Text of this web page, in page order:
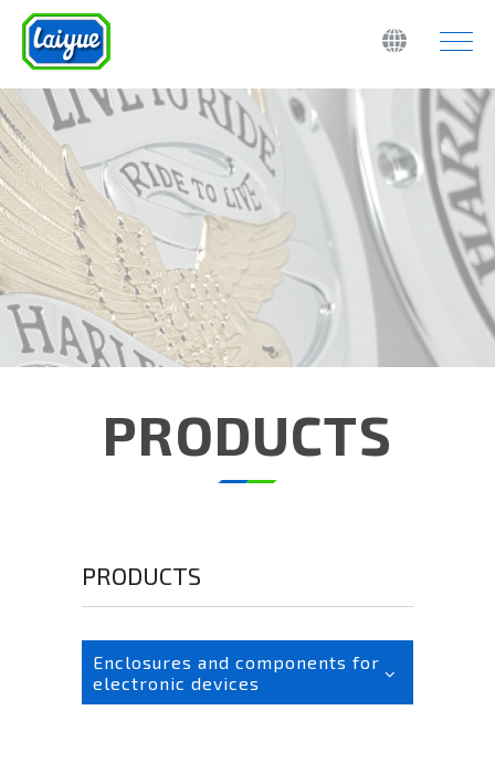
PRODUCTS
PRODUCTS
Enclosures and components for
electronic devices